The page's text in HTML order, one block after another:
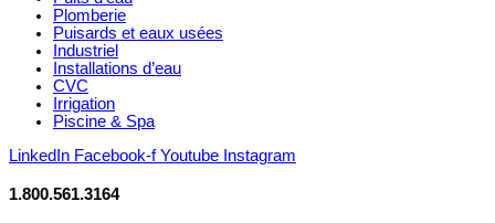
Plomberie
Puisards et eaux usées
Industriel
Installations d’eau
CVC
Irrigation
Piscine & Spa
LinkedIn Facebook-f Youtube Instagram
1.800.561.3164